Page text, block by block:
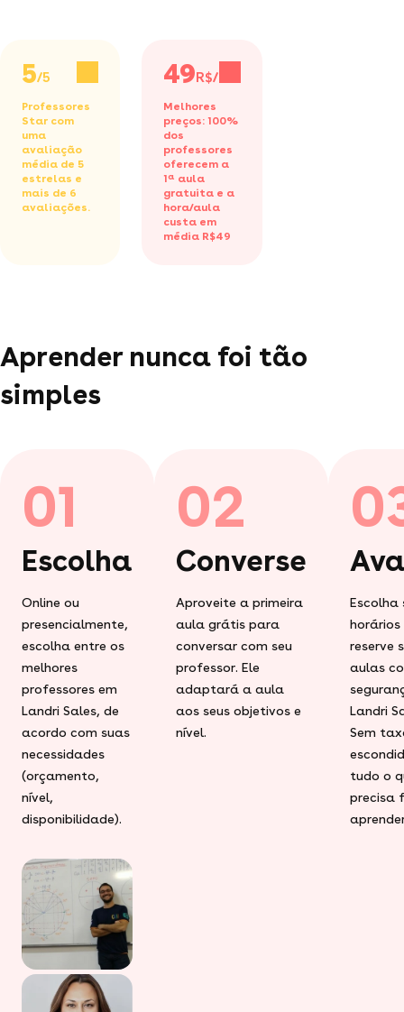
5/5
Professores
Star com
uma
avaliação
média de 5
estrelas e
mais de 6
avaliações.
49R$/h
Melhores
preços: 100%
dos
professores
oferecem a
1ª aula
gratuita e a
hora/aula
custa em
média R$49
Aprender nunca foi tão
simples
01
Escolha
Online ou
presencialmente,
escolha entre os
melhores
professores em
Landri Sales, de
acordo com suas
necessidades
(orçamento,
nível,
disponibilidade).
02
Converse
Aproveite a primeira
aula grátis para
conversar com seu
professor. Ele
adaptará a aula
aos seus objetivos e
nível.
Escolha
horários
reserve
aulas
Landri
Sem
tudo o
precisa